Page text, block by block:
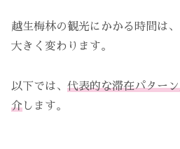
越生梅林の観光にかかる時間は
大きく変わります。
以下では、 代表的な滞在パター
介します。